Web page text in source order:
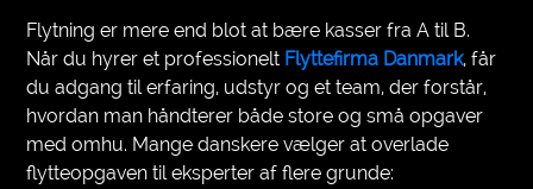
Flytning er mere end blot at bære kasser fra A til B.
Når du hyrer et professionelt Flyttefirma Danmark, får
du adgang til erfaring, udstyr og et team, der forstår,
hvordan man håndterer både store og små opgaver
med omhu. Mange danskere vælger at overlade
flytteopgaven til eksperter af flere grunde: